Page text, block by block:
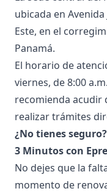
ubicada en
Este, en el
Panamá.
El horario de
viernes, de 8:00
recomienda acudir
realizar trámites
¿No tienes
3 Minutos con
No dejes que la
momento de